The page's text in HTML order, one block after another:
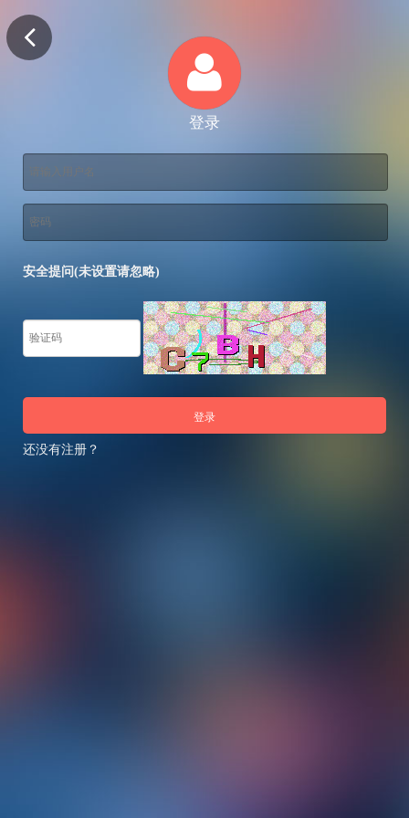
登录
安全提问(未设置请忽略)
登录
还没有注册？